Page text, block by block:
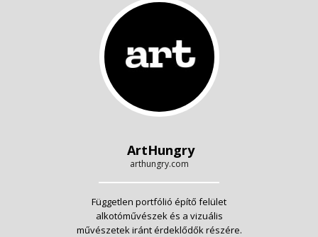
ArtHungry
arthungry.com
Független portfólió építő felület
alkotóművészek és a vizuális
művészetek iránt érdeklődők részére.